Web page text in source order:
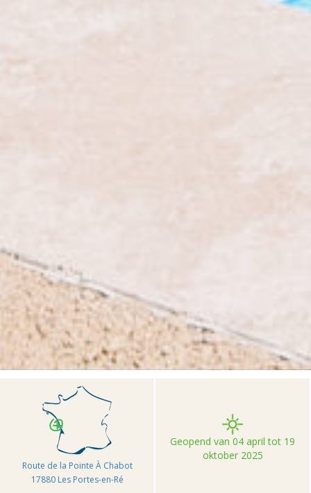
Accueil > Camping et Location de vacances Seasonova >
Portes en Ré
Route de la Pointe À Chabot
17880 Les Portes-en-Ré
Geopend van 04 april tot 19
oktober 2025